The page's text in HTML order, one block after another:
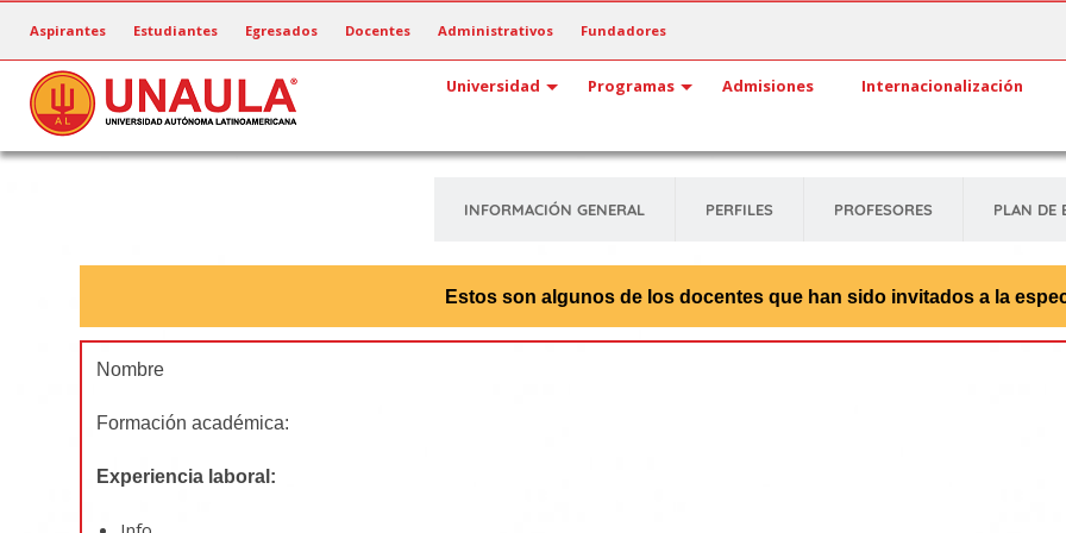
contenido
principal
Aspirantes Estudiantes Egresados Docentes Administrativos Fundadores
Universidad Programas Admisiones Internacionalización
INFORMACIÓN GENERAL PERFILES PROFESORES PLAN DE
Estos son algunos de los docentes que han sido invitados a la
Nombre
Formación académica:
Experiencia laboral: